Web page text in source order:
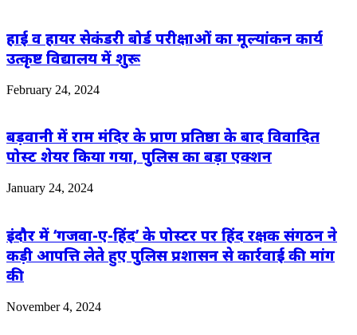
हाई व हायर सेकंडरी बोर्ड परीक्षाओं का मूल्यांकन कार्य
उत्कृष्ट विद्यालय में शुरू
February 24, 2024
बड़वानी में राम मंदिर के प्राण प्रतिष्ठा के बाद विवादित
पोस्ट शेयर किया गया, पुलिस का बड़ा एक्शन
January 24, 2024
इंदौर में ‘गजवा-ए-हिंद’ के पोस्टर पर हिंद रक्षक संगठन ने
कड़ी आपत्ति लेते हुए पुलिस प्रशासन से कार्रवाई की मांग
की
November 4, 2024